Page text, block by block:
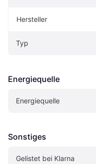
Hersteller
Typ
Energiequelle
Energiequelle
Sonstiges
Gelistet bei Klarna